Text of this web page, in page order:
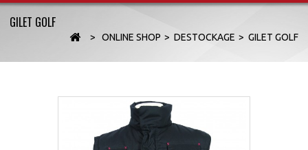
GILET GOLF
> ONLINE SHOP > DESTOCKAGE > GILET GOLF